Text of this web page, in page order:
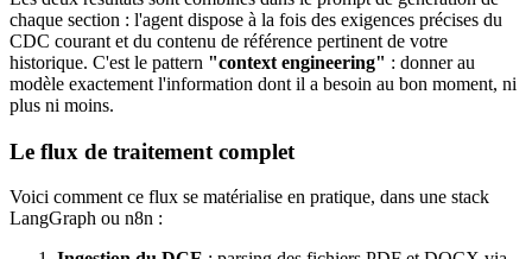
chaque section : l'agent dispose à la fois des exigences précises du
CDC courant et du contenu de référence pertinent de votre
historique. C'est le pattern "context engineering" : donner au
modèle exactement l'information dont il a besoin au bon moment, ni
plus ni moins.
Le flux de traitement complet
Voici comment ce flux se matérialise en pratique, dans une stack
LangGraph ou n8n :